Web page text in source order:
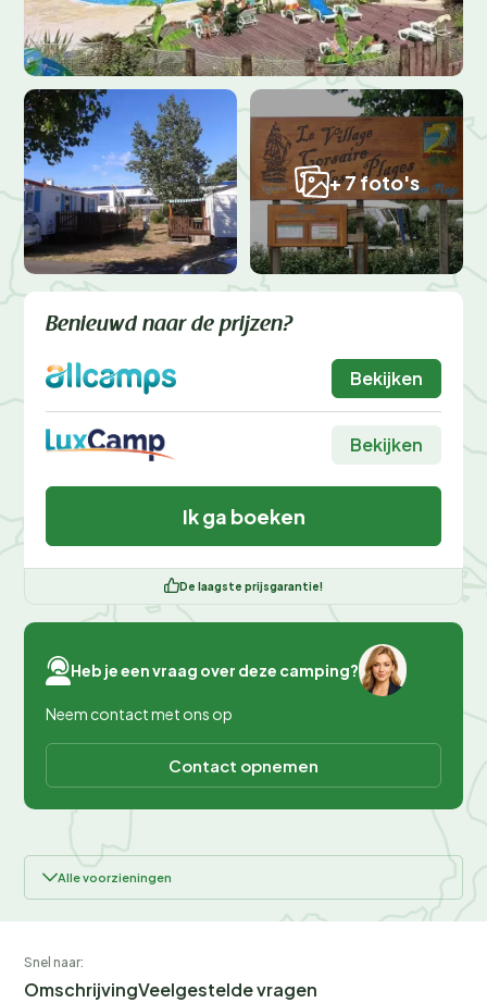
+ 7 foto's
Benieuwd naar de prijzen?
Bekijken
Bekijken
Ik ga boeken
De laagste prijsgarantie!
Heb je een vraag over deze camping?
Neem contact met ons op
Contact opnemen
Alle voorzieningen
Snel naar:
OmschrijvingVeelgestelde vragen